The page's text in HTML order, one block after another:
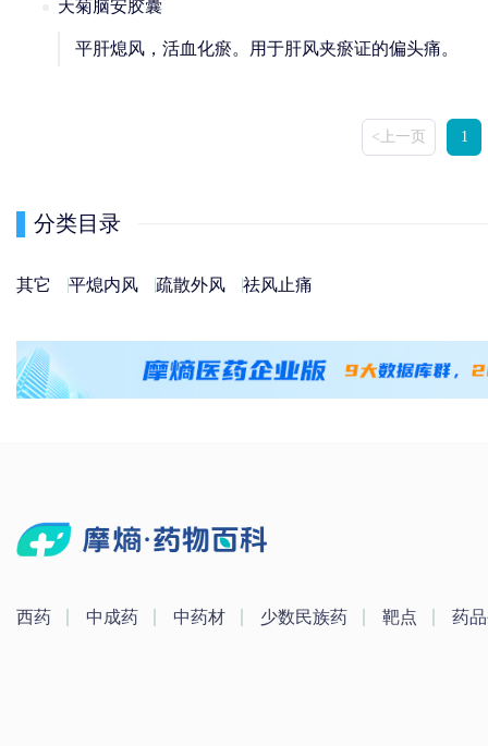
天菊脑安胶囊
平肝熄风，活血化瘀。用于肝风夹瘀证的偏头痛。
<上一页 1
分类目录
其它 平熄内风 疏散外风 祛风止痛
西药 中成药 中药材 少数民族药 靶点 药